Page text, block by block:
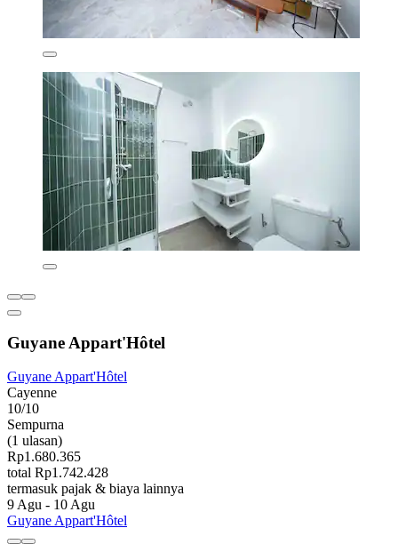
Guyane Appart'Hôtel
Guyane Appart'Hôtel
Cayenne
10/10
Sempurna
(1 ulasan)
Rp1.680.365
total Rp1.742.428
termasuk pajak & biaya lainnya
9 Agu - 10 Agu
Guyane Appart'Hôtel